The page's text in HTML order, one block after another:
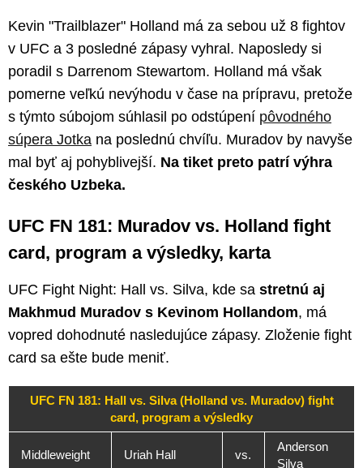
Kevin "Trailblazer" Holland má za sebou už 8 fightov
v UFC a 3 posledné zápasy vyhral. Naposledy si
poradil s Darrenom Stewartom. Holland má však
pomerne veľkú nevýhodu v čase na prípravu, pretože
s týmto súbojom súhlasil po odstúpení pôvodného
súpera Jotka na poslednú chvíľu. Muradov by navyše
mal byť aj pohyblivejší. Na tiket preto patrí výhra
českého Uzbeka.
UFC FN 181: Muradov vs. Holland fight
card, program a výsledky, karta
UFC Fight Night: Hall vs. Silva, kde sa stretnú aj
Makhmud Muradov s Kevinom Hollandom, má
vopred dohodnuté nasledujúce zápasy. Zloženie fight
card sa ešte bude meniť.
UFC FN 181: Hall vs. Silva (Holland vs. Muradov) fight
card, program a výsledky
Middleweight Uriah Hall vs.
Anderson
Silva